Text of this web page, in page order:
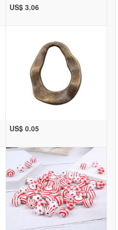
US$ 3.06
US$ 0.05